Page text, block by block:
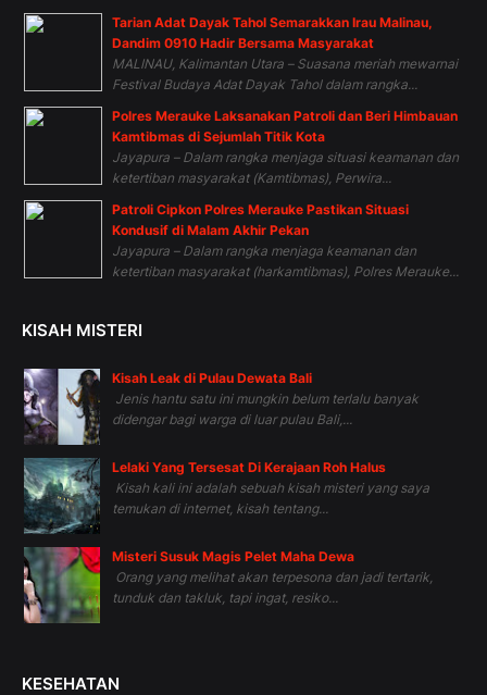
Tarian Adat Dayak Tahol Semarakkan Irau Malinau,
Dandim 0910 Hadir Bersama Masyarakat
MALINAU, Kalimantan Utara – Suasana meriah mewarnai
Festival Budaya Adat Dayak Tahol dalam rangka...
Polres Merauke Laksanakan Patroli dan Beri Himbauan
Kamtibmas di Sejumlah Titik Kota
Jayapura – Dalam rangka menjaga situasi keamanan dan
ketertiban masyarakat (Kamtibmas), Perwira...
Patroli Cipkon Polres Merauke Pastikan Situasi
Kondusif di Malam Akhir Pekan
Jayapura – Dalam rangka menjaga keamanan dan
ketertiban masyarakat (harkamtibmas), Polres Merauke...
KISAH MISTERI
Kisah Leak di Pulau Dewata Bali
Jenis hantu satu ini mungkin belum terlalu banyak
didengar bagi warga di luar pulau Bali,...
Lelaki Yang Tersesat Di Kerajaan Roh Halus
Kisah kali ini adalah sebuah kisah misteri yang saya
temukan di internet, kisah tentang...
Misteri Susuk Magis Pelet Maha Dewa
Orang yang melihat akan terpesona dan jadi tertarik,
tunduk dan takluk, tapi ingat, resiko...
KESEHATAN